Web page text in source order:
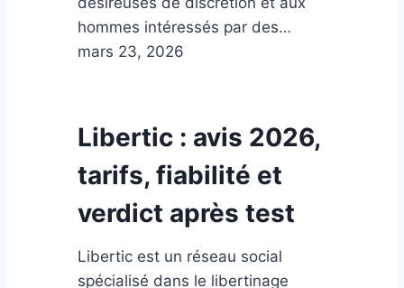
hommes intéressés par des…
mars 23, 2026
Libertic : avis 2026,
tarifs, fiabilité et
verdict après test
Libertic est un réseau social
spécialisé dans le libertinage